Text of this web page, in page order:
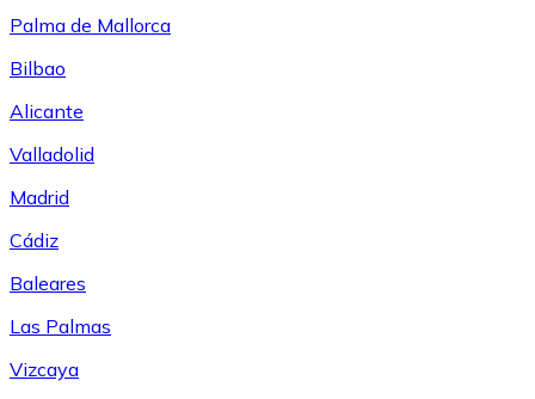
Palma de Mallorca
Bilbao
Alicante
Valladolid
Madrid
Cádiz
Baleares
Las Palmas
Vizcaya